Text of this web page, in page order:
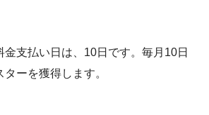
金支払い日は、10日です。毎月10日
ーを獲得します。